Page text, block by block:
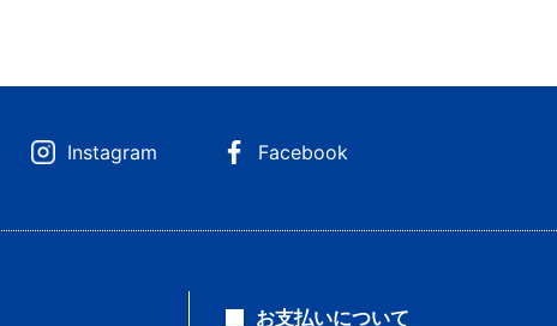
Instagram Facebook
お支払いについて